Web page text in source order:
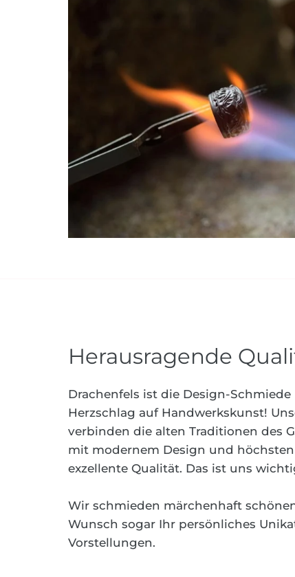
Herausragende
Drachenfels ist die Design-
Herzschlag auf Handwerkskunst!
verbinden die alten Traditionen des
mit modernem Design und
exzellente Qualität. Das ist uns
Wir schmieden märchenhaft
Wunsch sogar Ihr persönliches
Vorstellungen.